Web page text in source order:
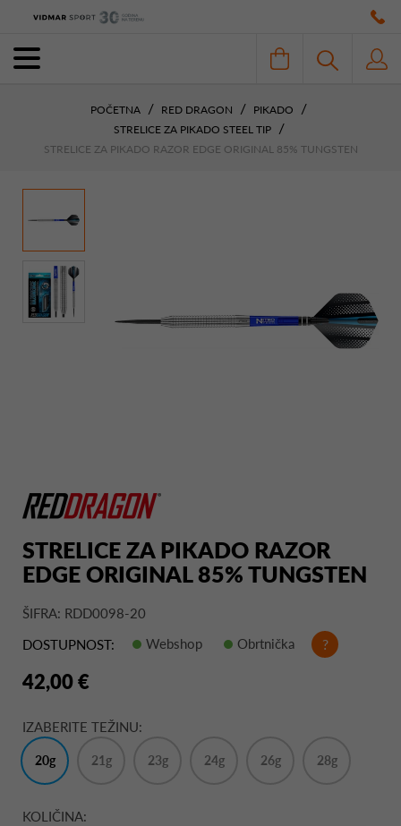
POČETNA RED DRAGON
PIKADO
STRELICE ZA PIKADO STEEL TIP
STRELICE ZA PIKADO RAZOR EDGE ORIGINAL 85% TUNGSTEN
STRELICE ZA PIKADO RAZOR
EDGE ORIGINAL 85% TUNGSTEN
ŠIFRA: RDD0098-20
DOSTUPNOST:
Webshop Obrtnička ?
42,00 €
IZABERITE TEŽINU:
20g 21g 23g 24g 26g 28g
KOLIČINA: